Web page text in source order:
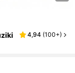
4,94 (100+)